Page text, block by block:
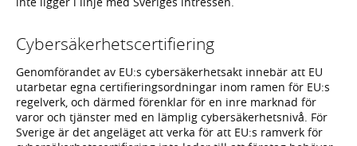
Cybersäkerhetscertifiering
Genomförandet av EU:s cybersäkerhetsakt innebär att EU
utarbetar egna certifieringsordningar inom ramen för EU:s
regelverk, och därmed förenklar för en inre marknad för
varor och tjänster med en lämplig cybersäkerhetsnivå. För
Sverige är det angeläget att verka för att EU:s ramverk för